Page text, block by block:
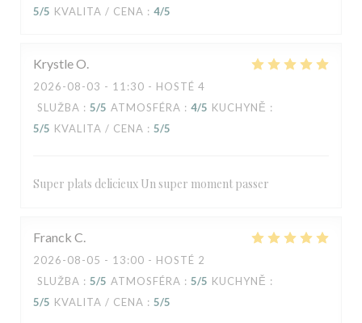
5/5 KVALITA / CENA : 4/5
KrystleO
2026-08-03 - 11:30 - HOSTÉ 4
SLUŽBA : 5/5 ATMOSFÉRA : 4/5 KUCHYNĚ :
5/5 KVALITA / CENA : 5/5
Super plats delicieux Un super moment passer
Franck C
2026-08-05 - 13:00 - HOSTÉ 2
SLUŽBA : 5/5 ATMOSFÉRA : 5/5 KUCHYNĚ :
5/5 KVALITA / CENA : 5/5